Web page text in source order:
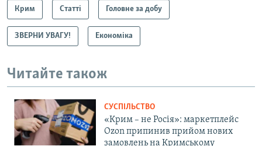
Крим Статті Головне за добу
ЗВЕРНИ УВАГУ! Економіка
Читайте також
СУСПІЛЬСТВО
«Крим – не Росія»: маркетплейс
Ozon припинив прийом нових
замовлень на Кримському